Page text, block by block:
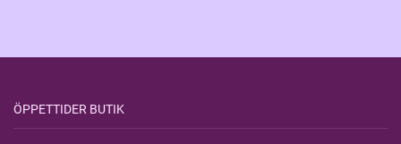
ÖPPETTIDER BUTIK